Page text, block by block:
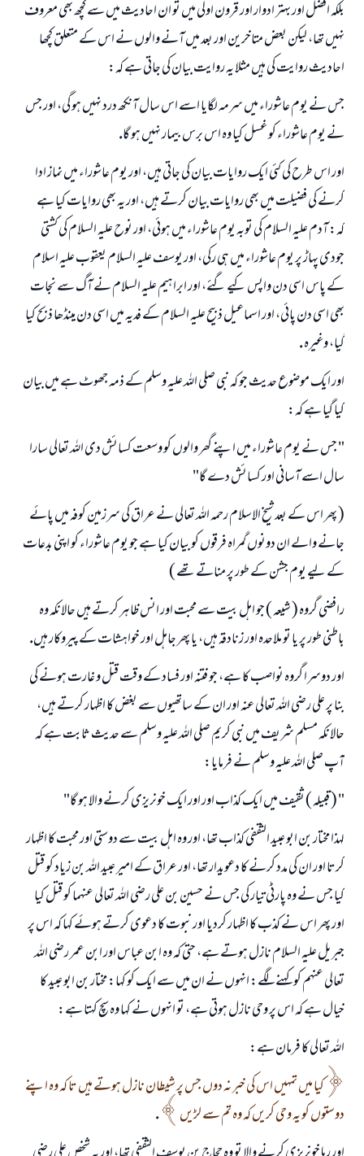
بلكہ افضل اور بہتر ادوار اور قرون اولى ميں تو ان احاديث ميں سے كچھ بھى معروف
نہيں تھا، ليكن بعض متاخرين اور بعد ميں آنے والوں نے اس كے متعلق كچھا
احاديث روايت كى ہيں مثلا يہ روايت بيان كى جاتى ہے كہ:
جس نے يوم عاشوراء ميں سرمہ لگايا اسے اس سال آنكھ درد نہيں ہو گى، اور جس
نے يوم عاشوراء كو غسل كيا وہ اس برس بيمار نہيں ہو گا.
اور اس طرح كى كئى ايك روايات بيان كى جاتى ہيں، اور يوم عاشوراء ميں نماز ادا
كرنے كى فضيلت ميں بھى روايات بيان كرتے ہيں، اور يہ بھى روايات كيا ہے
كہ: آدم عليہ السلام كى توبہ يوم عاشوراء ميں ہوئى، اور نوح عليہ السلام كى كشتى
جودى پہاڑ پر يوم عاشوراء ميں ہى ركى، اور يوسف عليہ السلام يعقوب عليہ اسلام
كے پاس اسى دن واپس كيے گئے، اور ابراہيم عليہ السلام نے آگ سے نجات
بھى اسى دن پائى، اور اسماعيل ذبيح عليہ السلام كے فديہ ميں اسى دن مينڈھا ذبح كيا
گيا، وغيرہ .
اور ايك موضوع حديث جو كہ نبى صلى اللہ عليہ وسلم كے ذمہ جھوٹ ہے ميں بيان
كيا گيا ہے كہ:
" جس نے يوم عاشوراء ميں اپنے گھر والوں كو وسعت كسائش دى اللہ تعالى سارا
سال اسے آسانى اور كسائش دے گا"
( پھر اس كے بعد شيخ الاسلام رحمہ اللہ تعالى نے عراق كى سرزمين كوفہ ميں پائے
جانے والے ان دونوں گمراہ فرقوں كو بيان كيا ہے جو يوم عاشوراء كو اپنى بدعات
كے ليے يوم جشن كے طور پر مناتے تھے )
رافضى گروہ ( شيعہ ) جو اہل بيت سے محبت اور انس ظاہر كرتے ہيں حالانكہ وہ
باطنى طور پر يا تو ملاحدہ اور زنادقہ ہيں، يا پھر جاہل اور خواہشات كے پيروكار ہيں.
اور دوسرا گروہ نواصب كا ہے، جو فتنہ اور فساد كے وقت قتل و غارت ہونے كى
بنا پر على رضى اللہ تعالى عنہ اور ان كے ساتھيوں سے بغض كا اظہار كرتے ہيں،
حالانكہ مسلم شريف ميں نبى كريم صلى اللہ عليہ وسلم سے حديث ثابت ہے كہ
آپ صلى اللہ عليہ وسلم نے فرمايا:
" ( قبيلہ ) ثقيف ميں ايك كذاب اور اور ايك خونريزى كرنے والا ہو گا"
لہذا مختار بن ابو عبيد الثقفى كذاب تھا، اور وہ اہل بيت سے دوستى اور محبت كا اظہار
كرتا اور ان كى مدد كرنے كا دعويدار تھا، اور عراق كے امير عبيد اللہ بن زياد كو قتل
كيا جس نے وہ پارٹى تيار كى جس نے حسين بن على رضى اللہ تعالى عنہما كو قتل كيا
اور پھر اس نے كذب كا اظہار كرديا اور نبوت كا دعوى كرتے ہوئے كہا كہ اس پر
جبريل عليہ السلام نازل ہوتے ہے، حتى كہ وہ ابن عباس اور ابن عمر رضى اللہ
تعالى عنہم كو كہنے لگے: انہوں نے ان ميں سے ايك كو كہا: مختار بن ابو عبيد كا
خيال ہے كہ اس پر وحى نازل ہوتى ہے، تو انہوں نے كہا وہ سچ كہتا ہے:
اللہ تعالى كا فرمان ہے:
كيا ميں تمہيں اس كى خبر نہ دوں جس پر شيطان نازل ہوتے ہيں تا كہ وہ اپنے
دوستوں كو يہ وحى كريں كہ وہ تم سے لڑيں
.